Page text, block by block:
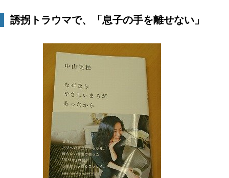
誘拐トラウマで、「息子の手を離せない」